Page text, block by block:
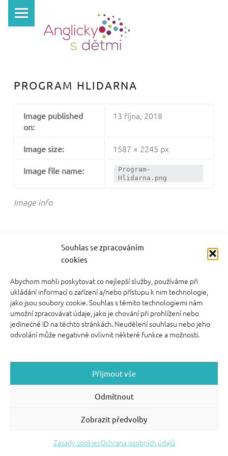
Souhlas se zpracováním
cookies
Abychom mohli poskytovat co nejlepší služby, používáme při
ukládání informací o zařízení a/nebo přístupu k nim technologie,
jako jsou soubory cookie. Souhlas s těmito technologiemi nám
umožní zpracovávat údaje, jako je chování při prohlížení nebo
jedinečné ID na těchto stránkách. Neudělení souhlasu nebo jeho
odvolání může negativně ovlivnit některé funkce a možnosti.
Přijmout vše
Odmítnout
Zobrazit předvolby
Zásady cookiesOchrana osobních údajů
I
C
K
Y
D
Ě
PROGRAM HLIDARNA
Image info
Image published
on:
13 října, 2018
Image size: 1587 × 2245 px
Image file name:
Program-
Hlidarna.png
FOOTER SIDEBAR
© 2026 English With Kids s.r.o.| Blog Anglickysdetmi.cz |
Všechna práva vyhrazena.|Podmínky použití|O WordPress se
staráSoftmedia|Back to top ↑